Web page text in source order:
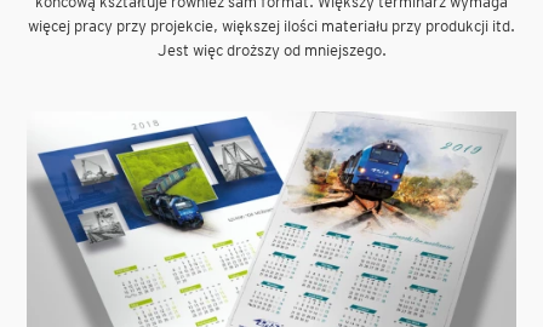
więcej pracy przy projekcie, większej ilości materiału przy produkcji itd.
Jest więc droższy od mniejszego.